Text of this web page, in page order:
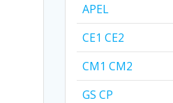
APEL
CE1 CE2
CM1 CM2
GS CP